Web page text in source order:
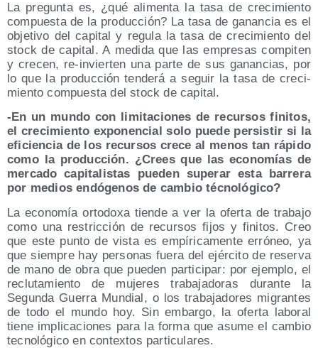
La pre­gun­ta es, ¿qué ali­men­ta la tasa de cre­ci­mien­to
com­pues­ta de la pro­duc­ción? La tasa de ganan­cia es el
obje­ti­vo del capi­tal y regu­la la tasa de cre­ci­mien­to del
stock de capi­tal. A medi­da que las empre­sas com­pi­ten
y cre­cen, re-invier­ten una par­te de sus ganan­cias, por
lo que la pro­duc­ción ten­de­rá a seguir la tasa de cre­ci­
mien­to com­pues­ta del stock de capital.
-En un mun­do con limi­ta­cio­nes de recur­sos fini­tos,
el cre­ci­mien­to expo­nen­cial solo pue­de per­sis­tir si la
efi­cien­cia de los recur­sos cre­ce al menos tan rápi­do
como la pro­duc­ción. ¿Crees que las eco­no­mías de
mer­ca­do capi­ta­lis­tas pue­den supe­rar esta barre­ra
por medios endó­ge­nos de cam­bio técnológico?
La eco­no­mía orto­do­xa tien­de a ver la ofer­ta de tra­ba­jo
como una res­tric­ción de recur­sos fijos y fini­tos. Creo
que este pun­to de vis­ta es empí­ri­ca­men­te erró­neo, ya
que siem­pre hay per­so­nas fue­ra del ejér­ci­to de reser­va
de mano de obra que pue­den par­ti­ci­par: por ejem­plo, el
reclu­ta­mien­to de muje­res tra­ba­ja­do­ras duran­te la
Segun­da Gue­rra Mun­dial, o los tra­ba­ja­do­res migran­tes
de todo el mun­do hoy. Sin embar­go, la ofer­ta labo­ral
tie­ne impli­ca­cio­nes para la for­ma que asu­me el cam­bio
tec­no­ló­gi­co en con­tex­tos particulares.